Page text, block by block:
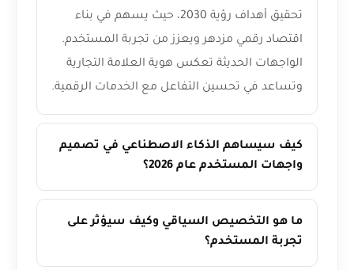
تحقيق أهداف رؤية 2030، حيث يسهم في بناء
اقتصاد رقمي مزدهر ويعزز من تجربة المستخدم.
الواجهات الحديثة تعكس هوية العلامة التجارية
وتساعد في تحسين التفاعل مع الخدمات الرقمية.
كيف سيساهم الذكاء الاصطناعي في تصميم
واجهات المستخدم عام 2026؟
ما هو التخصيص السياقي وكيف سيؤثر على
تجربة المستخدم؟